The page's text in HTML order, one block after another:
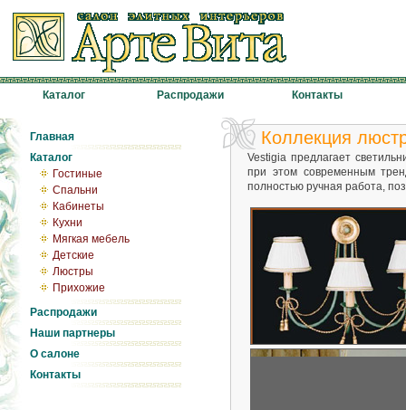
Каталог Распродажи Контакты
Главная
Каталог
Гостиные
Спальни
Кабинеты
Кухни
Мягкая мебель
Детские
Люстры
Прихожие
Распродажи
Наши партнеры
О салоне
Контакты
Коллекция
Vestigia предлагает
при этом современным
полностью ручная работа,